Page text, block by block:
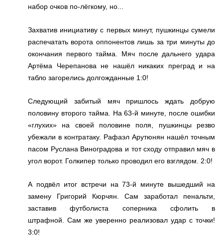
набор очков по-лёгкому, но...
Захватив инициативу с первых минут, пушкинцы сумели
распечатать ворота оппонентов лишь за три минуты до
окончания первого тайма. Мяч после дальнего удара
Артёма Черепанова не нашёл никаких преград и на
табло загорелись долгожданные 1:0!
Следующий забитый мяч пришлось ждать добрую
половину второго тайма. На 63-й минуте, после ошибки
«глухих» на своей половине поля, пушкинцы резво
убежали в контратаку. Рафаэл Арутюнян нашёл точным
пасом Руслана Виноградова и тот сходу отправил мяч в
угол ворот. Голкипер только проводил его взглядом. 2:0!
А подвёл итог встречи на 73-й минуте вышедший на
замену Григорий Кюрчян. Сам заработал пенальти,
заставив футболиста соперника сфолить в
штрафной. Сам же уверенно реализовал удар с точки!
3:0!